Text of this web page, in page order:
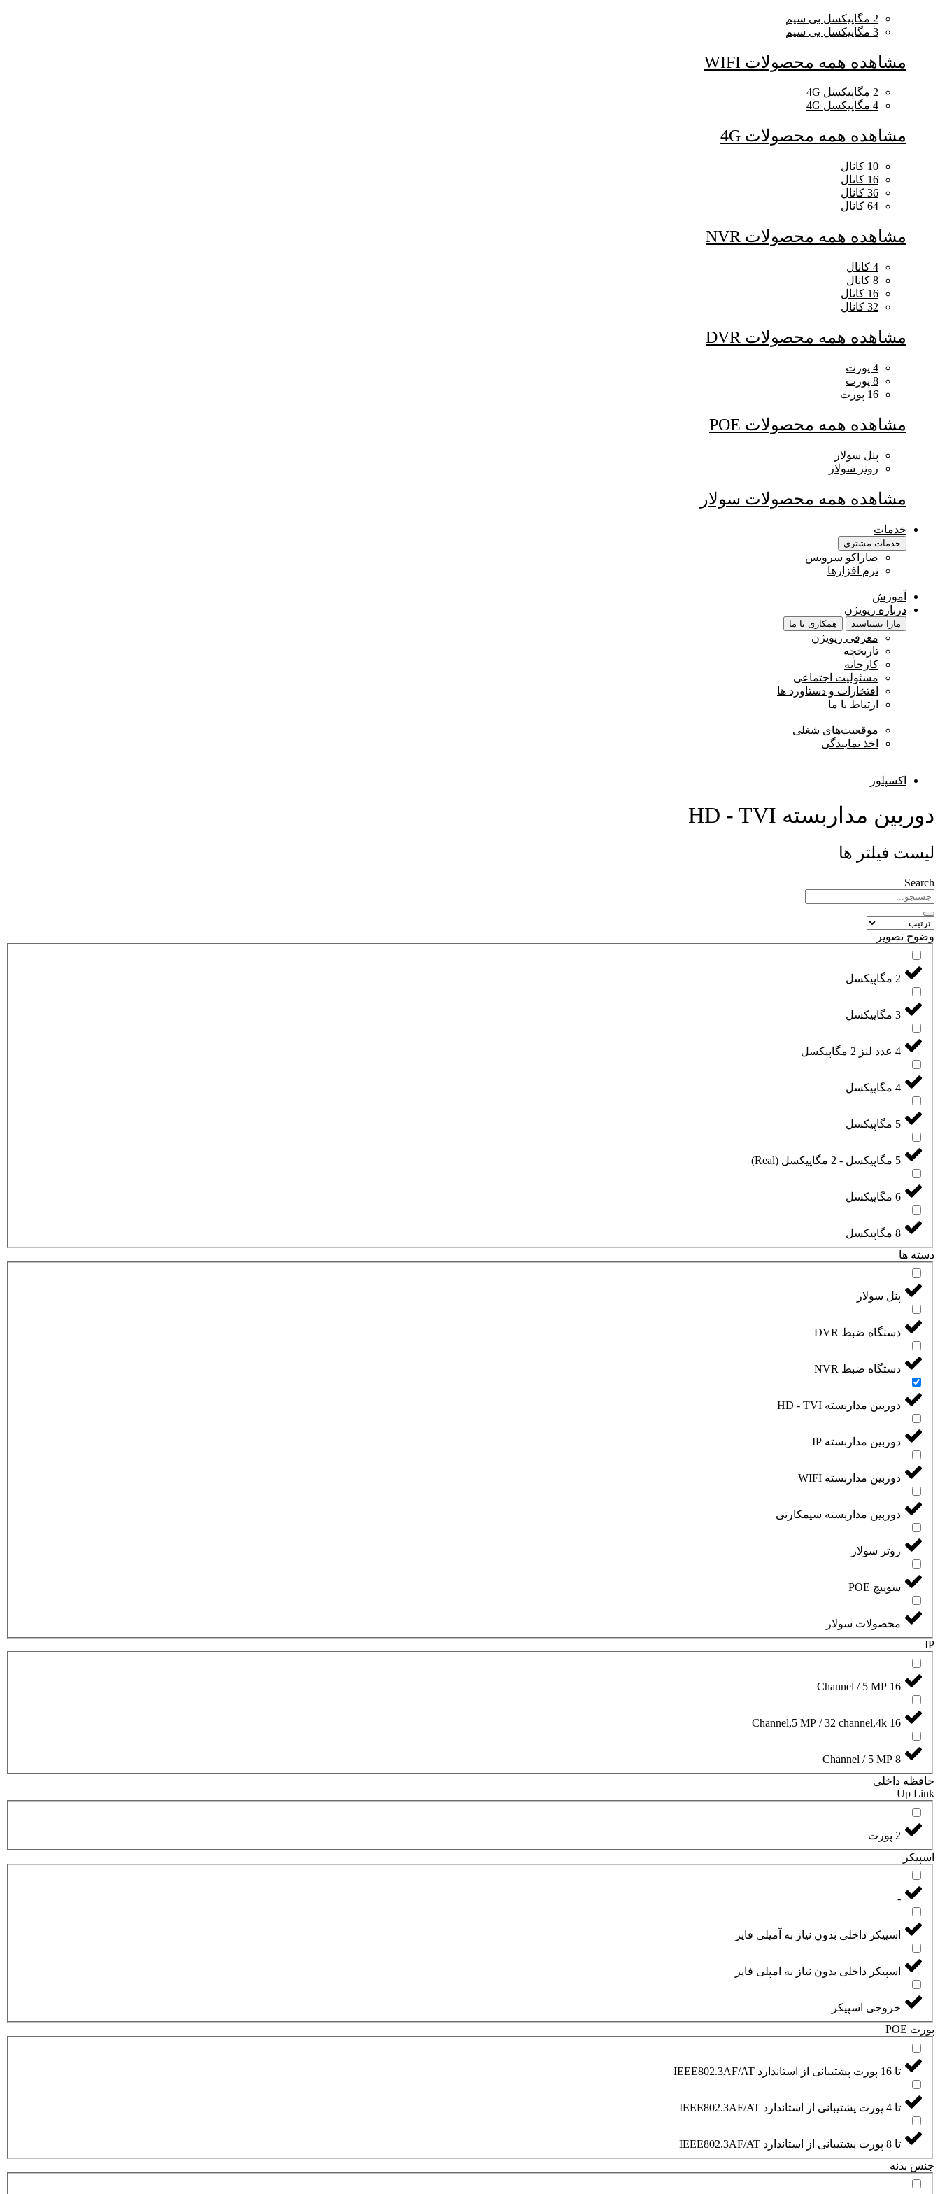
2 مگاپیکسل بی سیم
3 مگاپیکسل بی سیم
مشاهده همه محصولات WIFI
2 مگاپیکسل 4G
4 مگاپیکسل 4G
مشاهده همه محصولات 4G
10 کانال
16 کانال
36 کانال
64 کانال
مشاهده همه محصولات NVR
4 کانال
8 کانال
16 کانال
32 کانال
مشاهده همه محصولات DVR
4 پورت
8 پورت
16 پورت
مشاهده همه محصولات POE
پنل سولار
روتر سولار
مشاهده همه محصولات سولار
خدمات
خدمات مشتری
صاراکو سرویس
نرم افزارها
آموزش
درباره ریویژن
مارا بشناسید همکاری با ما
معرفی ریویژن
تاریخچه
کارخانه
مسئولیت اجتماعی
افتخارات و دستاورد ها
ارتباط با ما
موقعیت‌های شغلی
اخذ نمایندگی
اکسپلور
دوربین مداربسته HD - TVI
لیست فیلتر ها
Search
وضوح تصویر
2 مگاپیکسل
3 مگاپیکسل
4 عدد لنز 2 مگاپیکسل
4 مگاپیکسل
5 مگاپیکسل
5 مگاپیکسل - 2 مگاپیکسل (Real)
6 مگاپیکسل
8 مگاپیکسل
دسته ها
پنل سولار
دستگاه ضبط DVR
دستگاه ضبط NVR
دوربین مداربسته HD - TVI
دوربین مداربسته IP
دوربین مداربسته WIFI
دوربین مداربسته سیمکارتی
روتر سولار
سوییچ POE
محصولات سولار
IP
16 Channel / 5 MP
16 Channel,5 MP / 32 channel,4k
8 Channel / 5 MP
حافظه داخلی
Up Link
2 پورت
اسپیکر
-
اسپیکر داخلی بدون نیاز به آمپلی فایر
اسپیکر داخلی بدون نیاز به امپلی فایر
خروجی اسپیکر
پورت POE
تا 16 پورت پشتیبانی از استاندارد IEEE802.3AF/AT
تا 4 پورت پشتیبانی از استاندارد IEEE802.3AF/AT
تا 8 پورت پشتیبانی از استاندارد IEEE802.3AF/AT
جنس بدنه